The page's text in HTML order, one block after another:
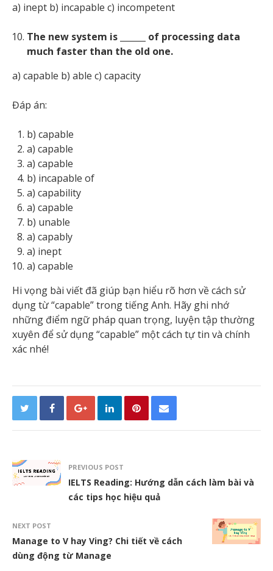
a) inept b) incapable c) incompetent
The new system is ______ of processing data
much faster than the old one.
a) capable b) able c) capacity
Đáp án:
b) capable
a) capable
a) capable
b) incapable of
a) capability
a) capable
b) unable
a) capably
a) inept
a) capable
Hi vọng bài viết đã giúp bạn hiểu rõ hơn về cách sử
dụng từ “capable” trong tiếng Anh. Hãy ghi nhớ
những điểm ngữ pháp quan trọng, luyện tập thường
xuyên để sử dụng “capable” một cách tự tin và chính
xác nhé!
PREVIOUS POST
IELTS Reading: Hướng dẫn cách làm bài và
các tips học hiệu quả
NEXT POST
Manage to V hay Ving? Chi tiết về cách
dùng động từ Manage